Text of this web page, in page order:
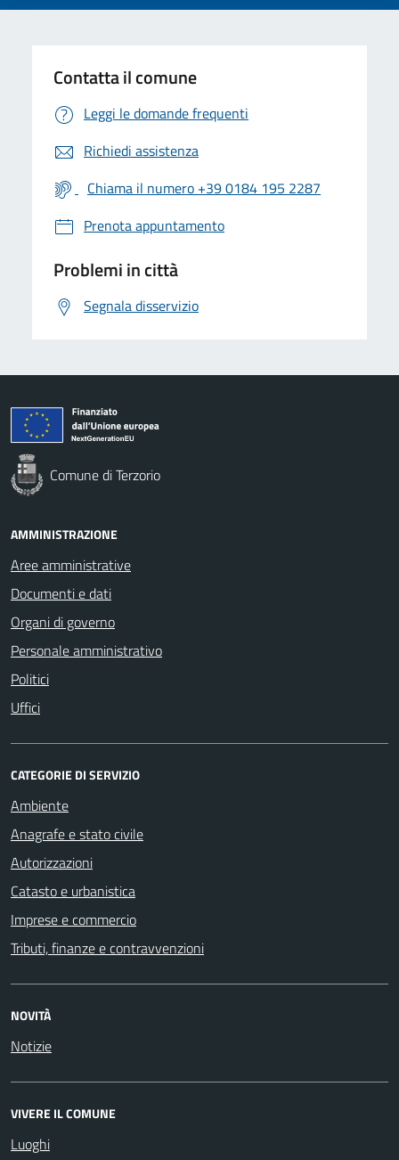
Contatta il comune
Leggi le domande frequenti
Richiedi assistenza
Chiama il numero +39 0184 195 2287
Prenota appuntamento
Problemi in città
Segnala disservizio
Comune di Terzorio
AMMINISTRAZIONE
Aree amministrative
Documenti e dati
Organi di governo
Personale amministrativo
Politici
Uffici
CATEGORIE DI SERVIZIO
Ambiente
Anagrafe e stato civile
Autorizzazioni
Catasto e urbanistica
Imprese e commercio
Tributi, finanze e contravvenzioni
NOVITÀ
Notizie
VIVERE IL COMUNE
Luoghi